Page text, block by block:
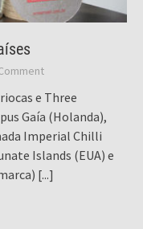
e Three
Gaía (Holanda),
Imperial Chilli
Islands (EUA) e
[...]